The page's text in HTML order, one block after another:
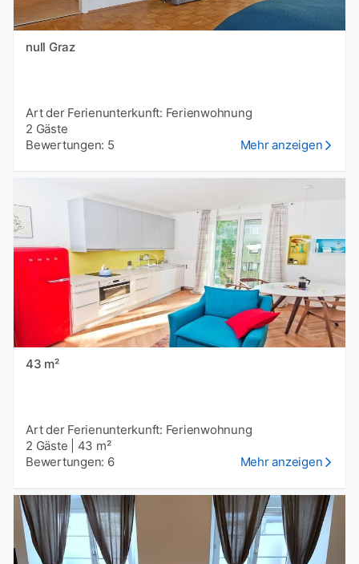
null Graz
Art der Ferienunterkunft: Ferienwohnung
2 Gäste
Bewertungen: 5
Mehr anzeigen
43 m²
Art der Ferienunterkunft: Ferienwohnung
2 Gäste
43 m²
Bewertungen: 6
Mehr anzeigen